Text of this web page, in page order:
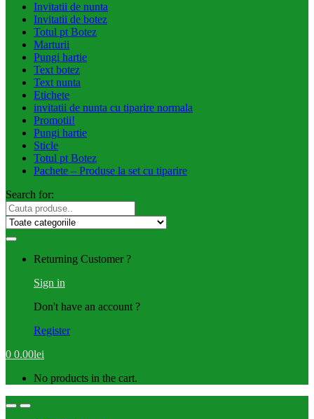
Invitatii de nunta
Invitatii de botez
Totul pt Botez
Marturii
Pungi hartie
Text botez
Text nunta
Etichete
invitatii de nunta cu tiparire normala
Promotii!
Pungi hartie
Sticle
Totul pt Botez
Pachete – Produse la set cu tiparire
Search for:
Returning Customer ?
Sign in
Don't have an account ?
Register
0 0.00lei
No products in the cart.